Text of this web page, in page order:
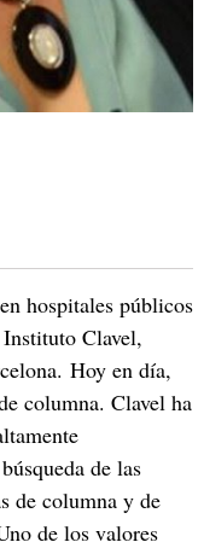
hospitales públicos
Clavel,
Hoy en día,
columna. Clavel ha
de las
de columna y de
de los valores